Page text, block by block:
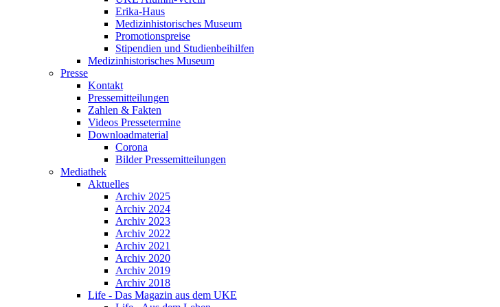
Erika-Haus
Medizinhistorisches Museum
Promotionspreise
Stipendien und Studienbeihilfen
Medizinhistorisches Museum
Presse
Kontakt
Pressemitteilungen
Zahlen & Fakten
Videos Pressetermine
Downloadmaterial
Corona
Bilder Pressemitteilungen
Mediathek
Aktuelles
Archiv 2025
Archiv 2024
Archiv 2023
Archiv 2022
Archiv 2021
Archiv 2020
Archiv 2019
Archiv 2018
Life - Das Magazin aus dem UKE